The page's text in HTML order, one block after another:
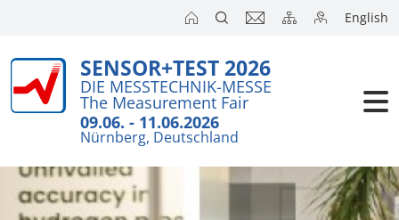
English
SENSOR+TEST 2026
DIE MESSTECHNIK-MESSE
The Measurement Fair
09.06. - 11.06.2026
Nürnberg, Deutschland